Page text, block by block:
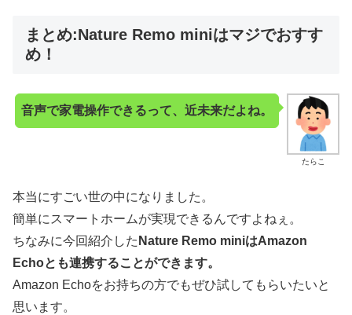
まとめ:Nature Remo miniはマジでおすす
め！
たらこ
音声で家電操作できるって、近未来だよね。
本当にすごい世の中になりました。
簡単にスマートホームが実現できるんですよねぇ。
ちなみに今回紹介した Nature Remo miniはAmazon
Echoとも連携することができます。
Amazon Echoをお持ちの方でもぜひ試してもらいたいと
思います。